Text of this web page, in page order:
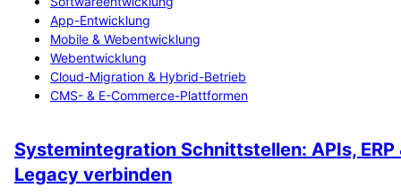
App-Entwicklung
Mobile & Webentwicklung
Webentwicklung
Cloud-Migration & Hybrid-Betrieb
CMS- & E-Commerce-Plattformen
Systemintegration Schnittstellen: APIs, ERP
Legacy verbinden